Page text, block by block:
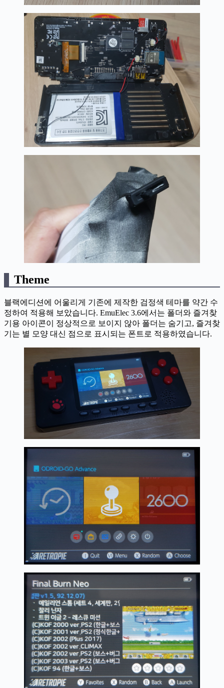
Theme
블랙에디션에 어울리게 기존에 제작한 검정색 테마를 약간 수
정하여 적용해 보았습니다. EmuElec 3.6에서는 폴더와 즐겨찾
기용 아이콘이 정상적으로 보이지 않아 폴더는 숨기고, 즐겨찾
기는 별 모양 대신 점으로 표시되는 폰트로 적용하였습니다.